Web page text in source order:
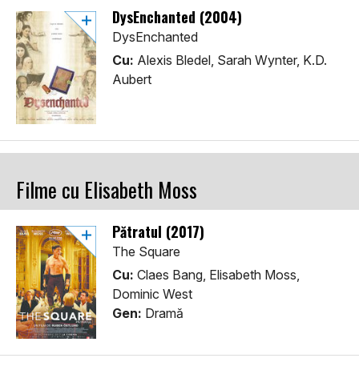
DysEnchanted (2004)
DysEnchanted
Cu: Alexis Bledel, Sarah Wynter, K.D.
Aubert
Filme cu Elisabeth Moss
Pătratul (2017)
The Square
Cu: Claes Bang, Elisabeth Moss,
Dominic West
Gen: Dramă